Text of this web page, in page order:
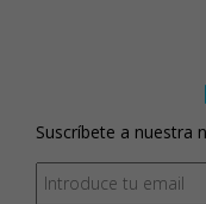
Suscríbete a nuestra